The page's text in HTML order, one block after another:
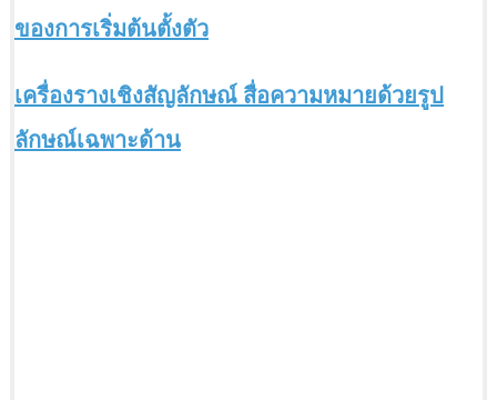
ของการเริ่มต้นตั้งตัว
เครื่องรางเชิงสัญลักษณ์ สื่อความหมายด้วยรูป
ลักษณ์เฉพาะด้าน